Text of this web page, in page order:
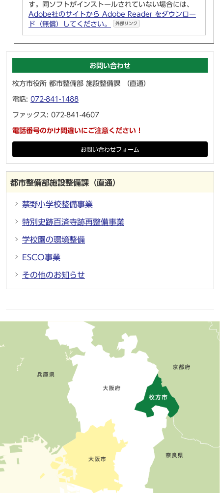
す。同ソフトがインストールされていない場合には、
Adobe社のサイトから Adobe Reader をダウンロー
ド（無償）してください。
外部リンク
お問い合わせ
枚方市役所 都市整備部 施設整備課 （直通）
電話: 072-841-1488
ファックス: 072-841-4607
電話番号のかけ間違いにご注意ください！
お問い合わせフォーム
都市整備部施設整備課（直通）
禁野小学校整備事業
特別史跡百済寺跡再整備事業
学校園の環境整備
ESCO事業
その他のお知らせ